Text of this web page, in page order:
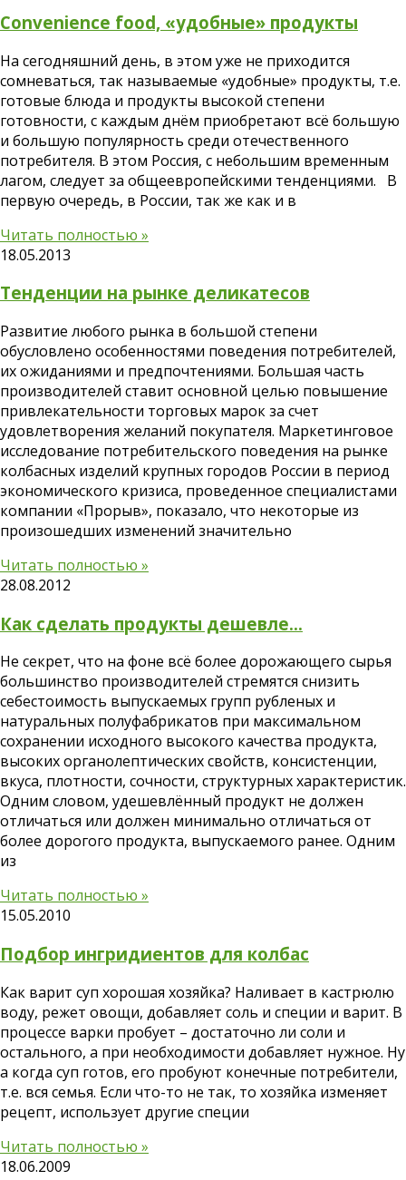
Convenience food, «удобные» продукты
На сегодняшний день, в этом уже не приходится
сомневаться, так называемые «удобные» продукты, т.е.
готовые блюда и продукты высокой степени
готовности, с каждым днём приобретают всё большую
и большую популярность среди отечественного
потребителя. В этом Россия, с небольшим временным
лагом, следует за общеевропейскими тенденциями. В
первую очередь, в России, так же как и в
Читать полностью »
18.05.2013
Тенденции на рынке деликатесов
Развитие любого рынка в большой степени
обусловлено особенностями поведения потребителей,
их ожиданиями и предпочтениями. Большая часть
производителей ставит основной целью повышение
привлекательности торговых марок за счет
удовлетворения желаний покупателя. Маркетинговое
исследование потребительского поведения на рынке
колбасных изделий крупных городов России в период
экономического кризиса, проведенное специалистами
компании «Прорыв», показало, что некоторые из
произошедших изменений значительно
Читать полностью »
28.08.2012
Как сделать продукты дешевле…
Не секрет, что на фоне всё более дорожающего сырья
большинство производителей стремятся снизить
себестоимость выпускаемых групп рубленых и
натуральных полуфабрикатов при максимальном
сохранении исходного высокого качества продукта,
высоких органолептических свойств, консистенции,
вкуса, плотности, сочности, структурных характеристик.
Одним словом, удешевлённый продукт не должен
отличаться или должен минимально отличаться от
более дорогого продукта, выпускаемого ранее. Одним
из
Читать полностью »
15.05.2010
Подбор ингридиентов для колбас
Как варит суп хорошая хозяйка? Наливает в кастрюлю
воду, режет овощи, добавляет соль и специи и варит. В
процессе варки пробует – достаточно ли соли и
остального, а при необходимости добавляет нужное. Ну
а когда суп готов, его пробуют конечные потребители,
т.е. вся семья. Если что-то не так, то хозяйка изменяет
рецепт, использует другие специи
Читать полностью »
18.06.2009